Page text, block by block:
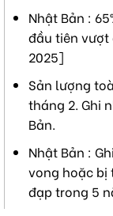
Nhật Bản :
đầu tiên vượt
2025]
Sản lượng
tháng 2. Ghi
Bản.
Nhật Bản :
vong hoặc bị
đạp trong 5